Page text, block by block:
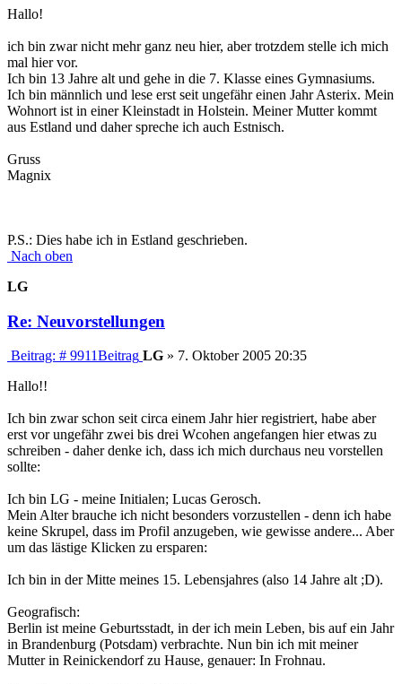
Hallo!
ich bin zwar nicht mehr ganz neu hier, aber trotzdem stelle ich mich
mal hier vor.
Ich bin 13 Jahre alt und gehe in die 7. Klasse eines Gymnasiums.
Ich bin männlich und lese erst seit ungefähr einen Jahr Asterix. Mein
Wohnort ist in einer Kleinstadt in Holstein. Meiner Mutter kommt
aus Estland und daher spreche ich auch Estnisch.
Gruss
Magnix
P.S.: Dies habe ich in Estland geschrieben.
Nach oben
LG
Re: Neuvorstellungen
Beitrag: # 9911Beitrag LG » 7. Oktober 2005 20:35
Hallo!!
Ich bin zwar schon seit circa einem Jahr hier registriert, habe aber
erst vor ungefähr zwei bis drei Wcohen angefangen hier etwas zu
schreiben - daher denke ich, dass ich mich durchaus neu vorstellen
sollte:
Ich bin LG - meine Initialen; Lucas Gerosch.
Mein Alter brauche ich nicht besonders vorzustellen - denn ich habe
keine Skrupel, dass im Profil anzugeben, wie gewisse andere... Aber
um das lästige Klicken zu ersparen:
Ich bin in der Mitte meines 15. Lebensjahres (also 14 Jahre alt ;D).
Geografisch:
Berlin ist meine Geburtsstadt, in der ich mein Leben, bis auf ein Jahr
in Brandenburg (Potsdam) verbrachte. Nun bin ich mit meiner
Mutter in Reinickendorf zu Hause, genauer: In Frohnau.